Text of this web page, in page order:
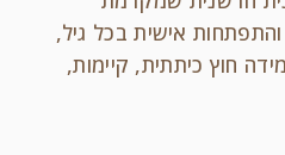
אישית בכל גיל,
חוץ כיתתית, קיימות,